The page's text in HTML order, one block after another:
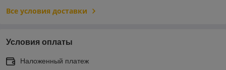
Все условия доставки
Условия оплаты
Наложенный платеж